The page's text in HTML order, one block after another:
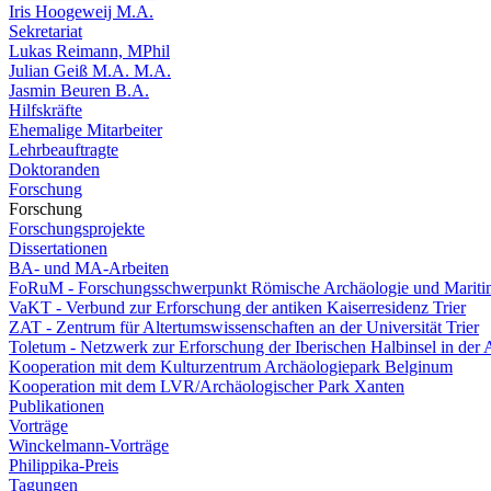
Iris Hoogeweij M.A.
Sekretariat
Lukas Reimann, MPhil
Julian Geiß M.A. M.A.
Jasmin Beuren B.A.
Hilfskräfte
Ehemalige Mitarbeiter
Lehrbeauftragte
Doktoranden
Forschung
Forschung
Forschungsprojekte
Dissertationen
BA- und MA-Arbeiten
FoRuM - Forschungsschwerpunkt Römische Archäologie und
VaKT - Verbund zur Erforschung der antiken Kaiserresidenz Trier
ZAT - Zentrum für Altertumswissenschaften an der Universität Trier
Toletum - Netzwerk zur Erforschung der Iberischen Halbinsel in der
Kooperation mit dem Kulturzentrum Archäologiepark Belginum
Kooperation mit dem LVR/Archäologischer Park Xanten
Publikationen
Vorträge
Winckelmann-Vorträge
Philippika-Preis
Tagungen